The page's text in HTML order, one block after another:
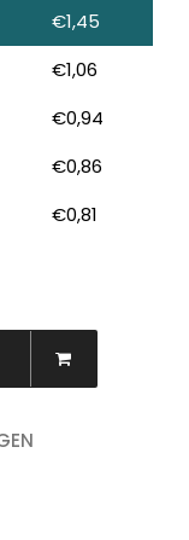
€1,45
€1,06
€0,94
€0,86
€0,81